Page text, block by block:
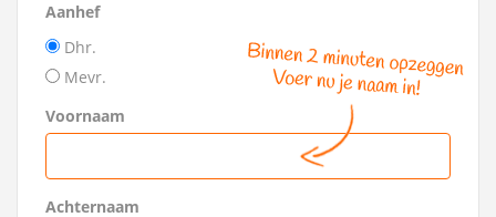
Aanhef
Dhr.
Mevr.
Voornaam
Achternaam